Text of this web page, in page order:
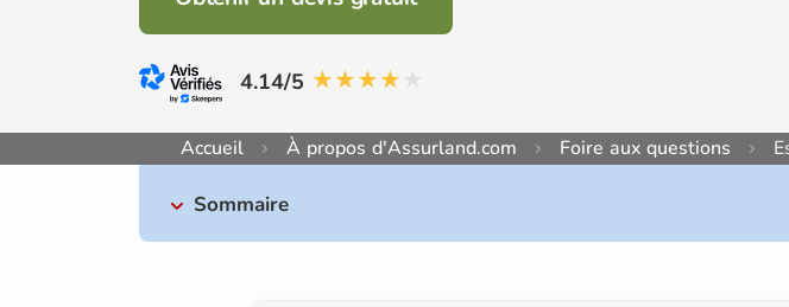
4.14/5
Accueil À propos d'Assurland.com Foire aux questions
Sommaire